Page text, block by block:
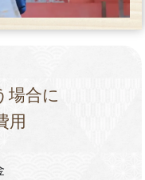
場合に
用